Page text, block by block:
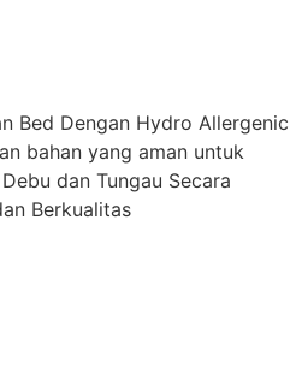
Bed Dengan Hydro Allergenic
bahan yang aman untuk
dan Tungau Secara
Berkualitas